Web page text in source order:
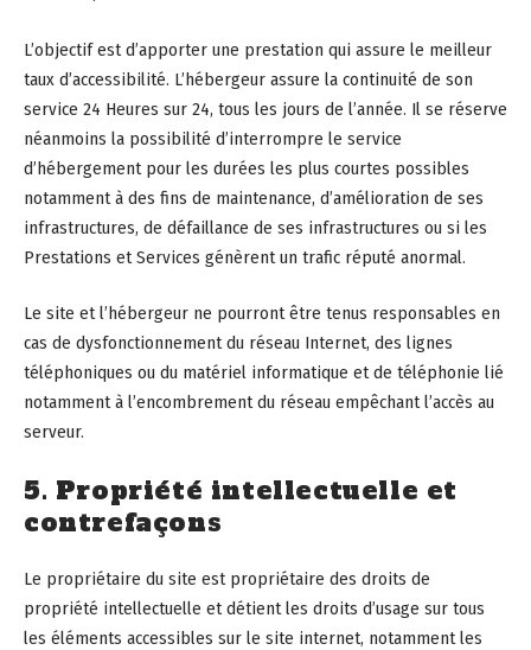
L’objectif est d’apporter une prestation qui assure le meilleur
taux d’accessibilité. L’hébergeur assure la continuité de son
service 24 Heures sur 24, tous les jours de l’année. Il se réserve
néanmoins la possibilité d’interrompre le service
d’hébergement pour les durées les plus courtes possibles
notamment à des fins de maintenance, d’amélioration de ses
infrastructures, de défaillance de ses infrastructures ou si les
Prestations et Services génèrent un trafic réputé anormal.
Le site et l’hébergeur ne pourront être tenus responsables en
cas de dysfonctionnement du réseau Internet, des lignes
téléphoniques ou du matériel informatique et de téléphonie lié
notamment à l’encombrement du réseau empêchant l’accès au
serveur.
5. Propriété intellectuelle et
contrefaçons
Le propriétaire du site est propriétaire des droits de
propriété intellectuelle et détient les droits d’usage sur tous
les éléments accessibles sur le site internet, notamment les